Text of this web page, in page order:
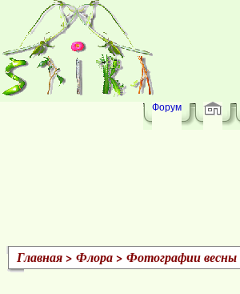
Форум
Главная> Флора> Фотографии весны